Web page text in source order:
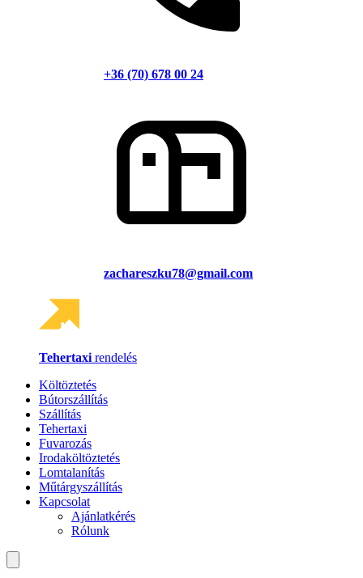
+36 (70) 678 00 24
zachareszku78@gmail.com
Tehertaxi rendelés
Költöztetés
Bútorszállítás
Szállítás
Tehertaxi
Fuvarozás
Irodaköltöztetés
Lomtalanítás
Műtárgyszállítás
Kapcsolat
Ajánlatkérés
Rólunk